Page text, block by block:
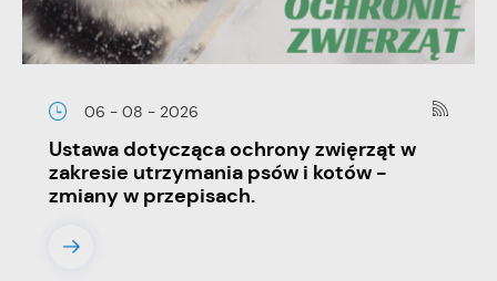
06 - 08 - 2026
Ustawa dotycząca ochrony zwięrząt w
zakresie utrzymania psów i kotów -
zmiany w przepisach.